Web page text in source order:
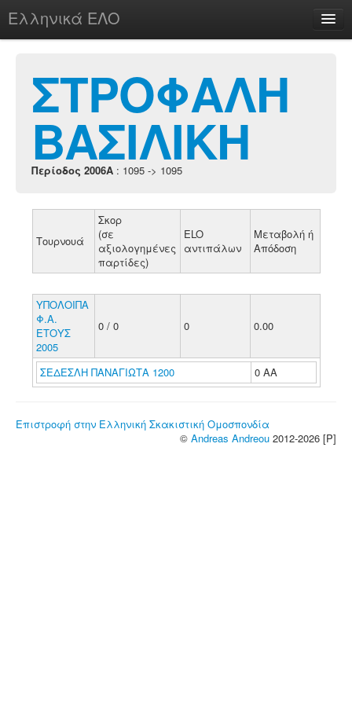
Ελληνικά ΕΛΟ
chesstu.be @ discord
Login
ΣΤΡΟΦΑΛΗ
ΒΑΣΙΛΙΚΗ
Περίοδος 2006A : 1095 -> 1095
Τουρνουά
Σκορ
(σε
αξιολογημένες
παρτίδες)
ELO
αντιπάλων
Μεταβολή ή
Απόδοση
ΥΠΟΛΟΙΠΑ
Φ.Α.
ΕΤΟΥΣ
2005
0 / 0 0 0.00
ΣΕΔΕΣΛΗ ΠΑΝΑΓΙΩΤΑ 1200 0 ΑΑ
Επιστροφή στην Ελληνική Σκακιστική Ομοσπονδία
© Andreas Andreou 2012-2026 [P]